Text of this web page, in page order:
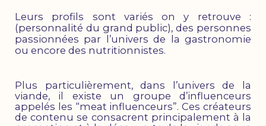
Leurs profils sont variés on y retrouve :
(personnalité du grand public), des personnes
passionnées par l’univers de la gastronomie
ou encore des nutritionnistes.
Plus particulièrement, dans l’univers de la
viande, il existe un groupe d’influenceurs
appelés les “meat influenceurs”. Ces créateurs
de contenu se consacrent principalement à la